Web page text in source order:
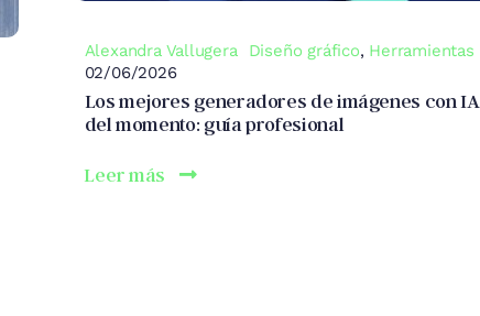
Alexandra Vallugera Diseño gráfico, Herramientas
02/06/2026
Los mejores generadores de imágenes con IA
del momento: guía profesional
Leer más